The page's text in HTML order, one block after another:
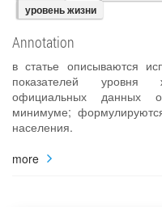
уровень жизни
Annotation
в статье описываются
показателей уровня
официальных данных
минимуме;
населения.
more